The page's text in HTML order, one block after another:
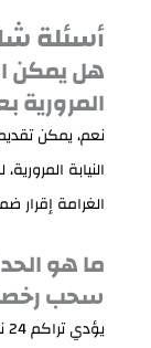
أسئلة
هل يمكن
المرورية
نعم، يمكن
النيابة
الغرامة إقرار
ما هو
سحب